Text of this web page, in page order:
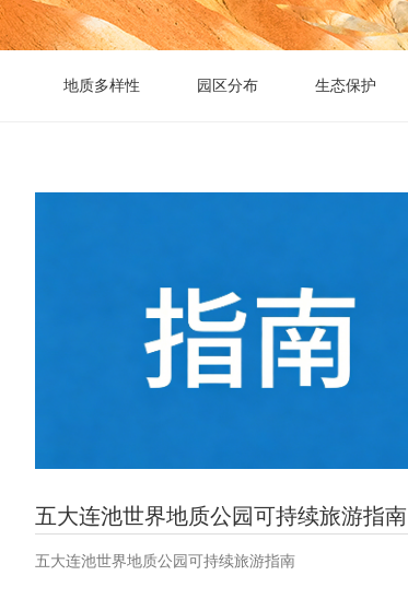
地质多样性 园区分布 生态保护
五大连池世界地质公园可持续旅游指南
五大连池世界地质公园可持续旅游指南